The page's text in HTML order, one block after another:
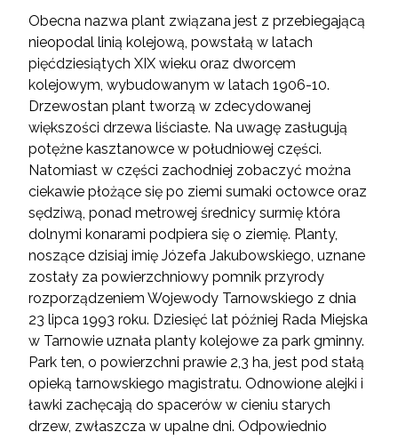
Obecna nazwa plant związana jest z przebiegającą
nieopodal linią kolejową, powstałą w latach
pięćdziesiątych XIX wieku oraz dworcem
kolejowym, wybudowanym w latach 1906-10.
Drzewostan plant tworzą w zdecydowanej
większości drzewa liściaste. Na uwagę zasługują
potężne kasztanowce w południowej części.
Natomiast w części zachodniej zobaczyć można
ciekawie płożące się po ziemi sumaki octowce oraz
sędziwą, ponad metrowej średnicy surmię która
dolnymi konarami podpiera się o ziemię. Planty,
noszące dzisiaj imię Józefa Jakubowskiego, uznane
zostały za powierzchniowy pomnik przyrody
rozporządzeniem Wojewody Tarnowskiego z dnia
23 lipca 1993 roku. Dziesięć lat później Rada Miejska
w Tarnowie uznała planty kolejowe za park gminny.
Park ten, o powierzchni prawie 2,3 ha, jest pod stałą
opieką tarnowskiego magistratu. Odnowione alejki i
ławki zachęcają do spacerów w cieniu starych
drzew, zwłaszcza w upalne dni. Odpowiednio